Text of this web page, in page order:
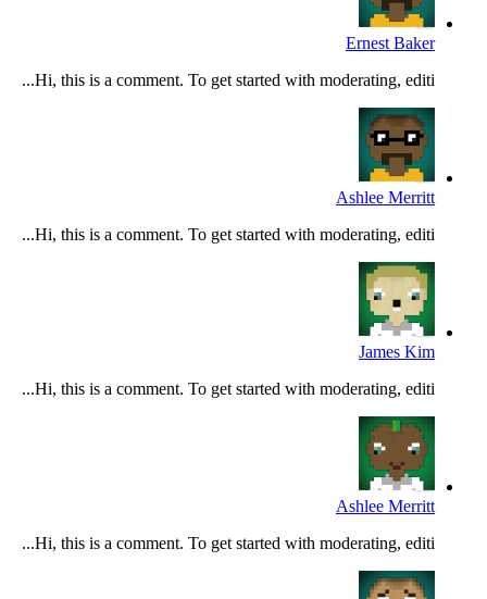
Ernest Baker
Hi, this is a comment. To get started with moderating, editi...
Ashlee Merritt
Hi, this is a comment. To get started with moderating, editi...
James Kim
Hi, this is a comment. To get started with moderating, editi...
Ashlee Merritt
Hi, this is a comment. To get started with moderating, editi...